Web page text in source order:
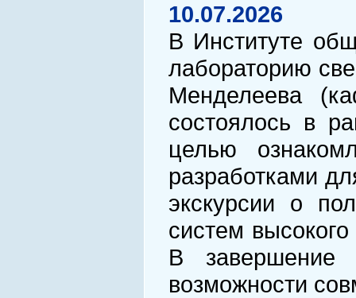
10.07.2026
В Институте
лабораторию
Менделеева
состоялось в
целью
разработками
экскурсии о
систем
В завершение
возможности